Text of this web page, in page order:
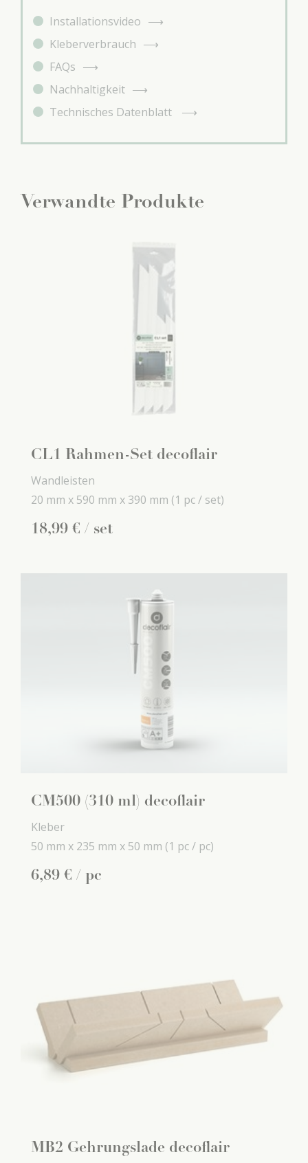
Installationsvideo
Kleberverbrauch
FAQs
Nachhaltigkeit
Technisches Datenblatt
Verwandte Produkte
CL1 Rahmen-Set decoflair
Wandleisten
20 mm x 590 mm x 390 mm (1 pc / set)
18,99 € / set
CM500 (310 ml) decoflair
Kleber
50 mm x 235 mm x 50 mm (1 pc / pc)
6,89 € / pc
MB2 Gehrungslade decoflair